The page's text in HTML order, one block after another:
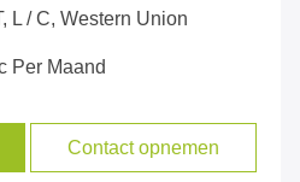
L / C, Western Union
Per Maand
Contact opnemen